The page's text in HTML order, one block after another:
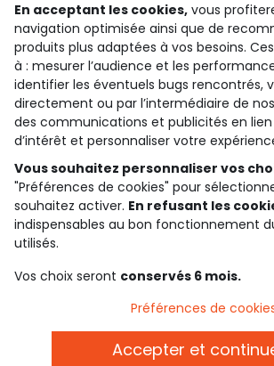
qui sommes-nous ?
besoin d'aide ?
le club fidélité
notre catalogue
Conditions générales de ventes et d'utilisation
Conditions d’utilisation des réseaux sociaux
Politique de confidentialité
Cookies et données personnelles
Paramètres des cookies
En acceptant les cookies, vous
navigation optimisée ainsi que de
produits plus adaptées à vos besoins.
à : mesurer l’audience et les
identifier les éventuels bugs rencontrés,
directement ou par l’intermédiaire de nos
des communications et publicités en
d’intérêt et personnaliser votre
Vous souhaitez personnaliser vos
"Préférences de cookies" pour
souhaitez activer. En refusant les
indispensables au bon fonctionnement
utilisés.
Vos choix seront conservés 6 mois.
Préférences de
Accepter et